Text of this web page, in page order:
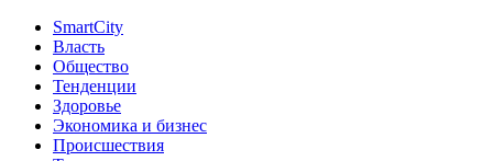
SmartCity
Власть
Общество
Тенденции
Здоровье
Экономика и бизнес
Происшествия